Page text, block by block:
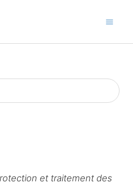
et traitement des